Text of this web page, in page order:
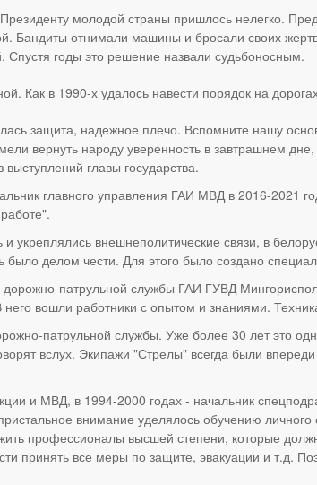
молодой страны пришлось нелегко.
Бандиты отнимали машины и бросали своих
годы это решение назвали судьбоносным.
защита, надежное плечо. Вспомните нашу
вернуть народу уверенность в завтрашнем
главы государства.
главного управления ГАИ МВД в 2016-2021
и укреплялись внешнеполитические связи, в
было делом чести. Для этого было создано
патрульной службы ГАИ ГУВД
вошли работники с опытом и знаниями.
патрульной службы. Уже более 30 лет это
вслух. Экипажи "Стрелы" всегда были
и МВД, в 1994-2000 годах - начальник
внимание уделялось обучению
профессионалы высшей степени, которые
принять все меры по защите, эвакуации и т.д.